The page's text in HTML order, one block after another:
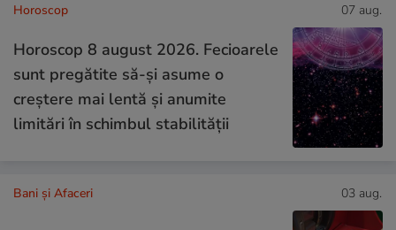
Horoscop 07 aug.
Horoscop 8 august 2026. Fecioarele
sunt pregătite să-și asume o
creștere mai lentă și anumite
limitări în schimbul stabilității
Bani și Afaceri 03 aug.